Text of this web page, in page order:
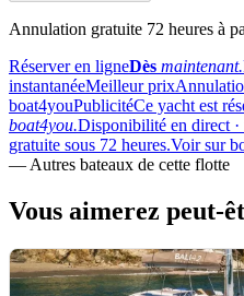
Annulation gratuite 72 heures à
Réserver en ligneDès maintenant.
instantanéeMeilleur prix
boat4youPublicitéCe yacht est
boat4you.Disponibilité en direct
gratuite sous 72 heures.Voir sur
— Autres bateaux de cette flotte
Vous aimerez peut-